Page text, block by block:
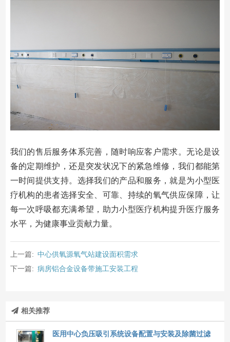
我们的售后服务体系完善，随时响应客户需求。无论是设
备的定期维护，还是突发状况下的紧急维修，我们都能第
一时间提供支持。选择我们的产品和服务，就是为小型医
疗机构的患者选择安全、可靠、持续的氧气供应保障，让
每一次呼吸都充满希望，助力小型医疗机构提升医疗服务
水平，为健康事业贡献力量。
上一篇: 中心供氧源氧气站建设面积需求
下一篇: 病房铝合金设备带施工安装工程
相关推荐
医用中心负压吸引系统设备配置与安装及除菌过滤